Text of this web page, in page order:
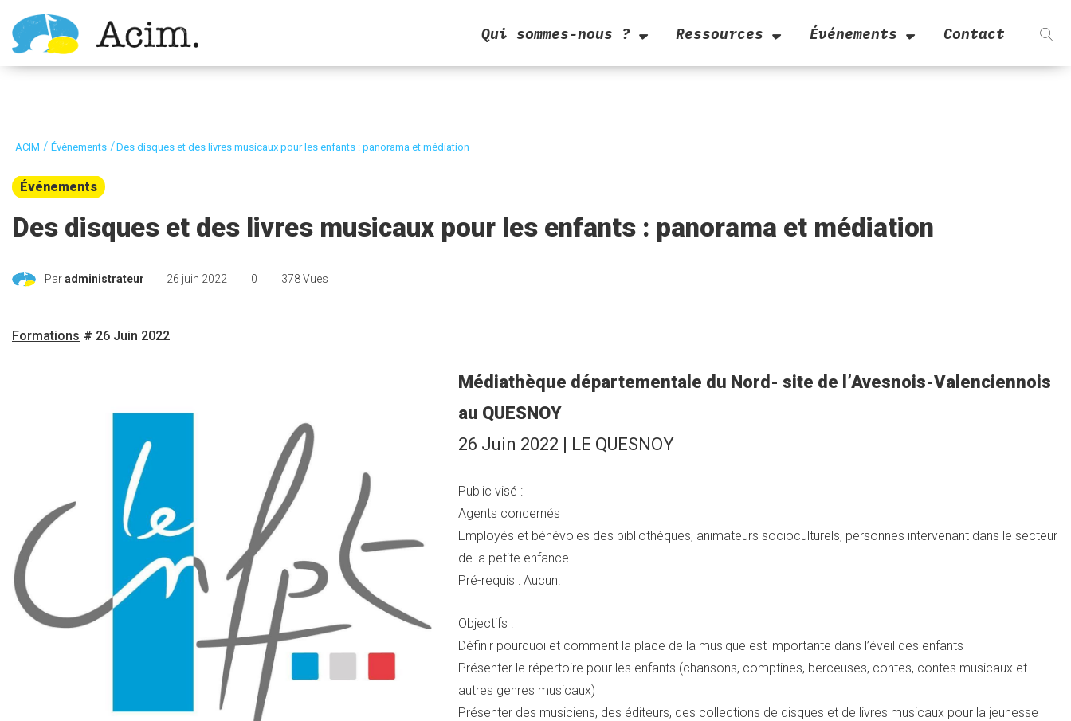
Ouvrir la barre d’outils
Qui sommes-nous ? Ressources Événements Contact
ACIM / Évènements /Des disques et des livres musicaux pour les enfants : panorama et médiation
Événements
Des disques et des livres musicaux pour les enfants : panorama et médiation
Paradministrateur 26 juin 2022 0 378 Vues
Formations # 26 Juin 2022
Médiathèque départementale du Nord- site de l’Avesnois-Valenciennois
au QUESNOY
26 Juin 2022 | LE QUESNOY
Public visé :
Agents concernés
Employés et bénévoles des bibliothèques, animateurs socioculturels, personnes intervenant dans le secteur
de la petite enfance.
Pré-requis : Aucun.
Objectifs :
Définir pourquoi et comment la place de la musique est importante dans l’éveil des enfants
Présenter le répertoire pour les enfants (chansons, comptines, berceuses, contes, contes musicaux et
autres genres musicaux)
Présenter des musiciens, des éditeurs, des collections de disques et de livres musicaux pour la jeunesse